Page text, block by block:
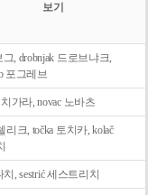
보기
그, drobnjak 드로브냐크,
포그레브
치가라, novac 노바츠
리크, točka 토치카, kolač
치, sestrić 세스트리치